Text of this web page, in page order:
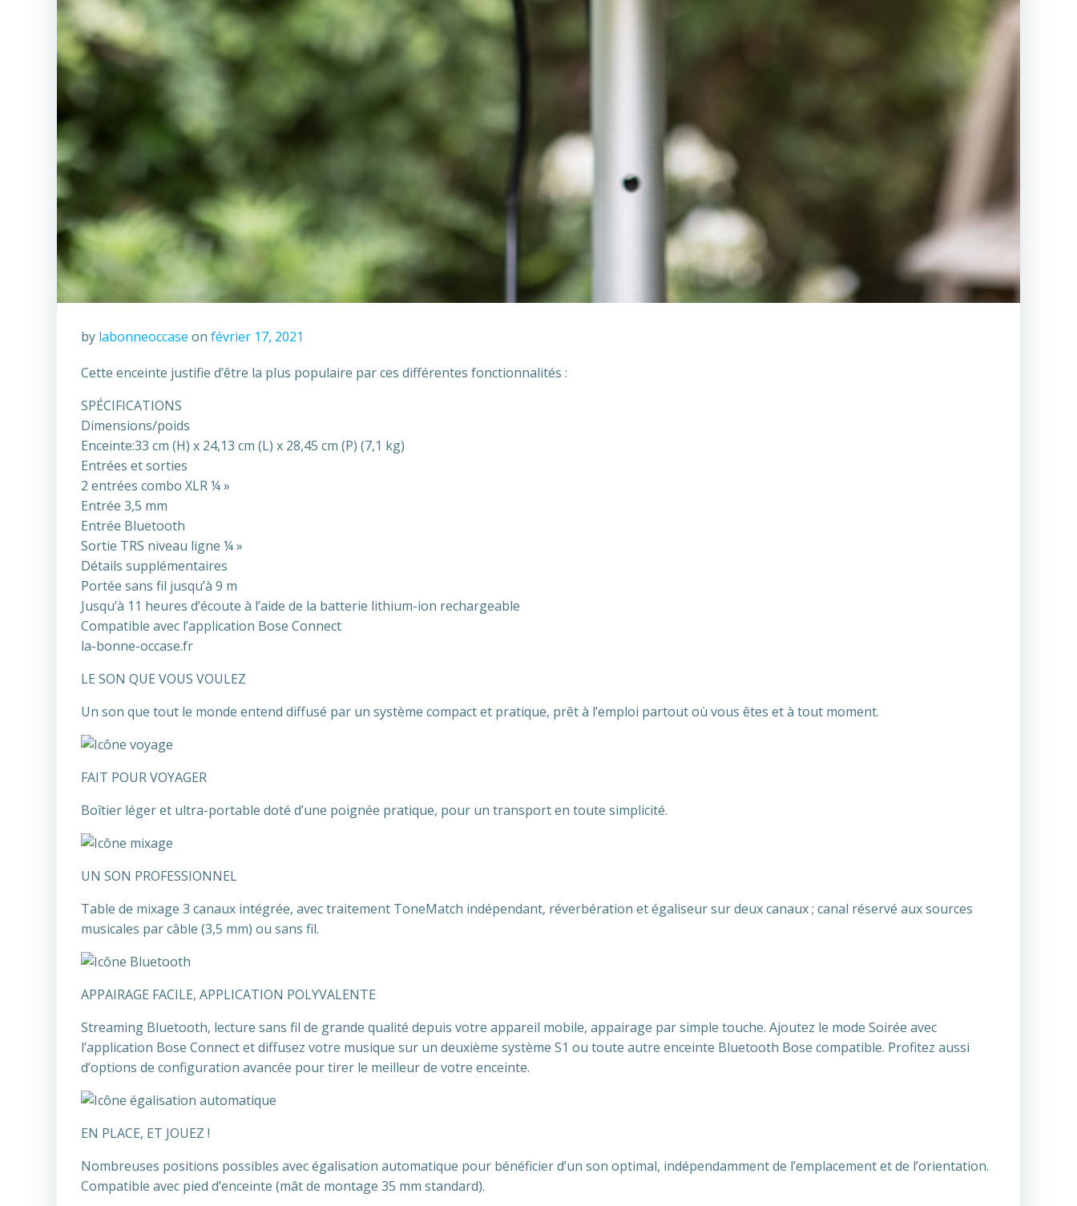
by labonneoccase on février 17, 2021
Cette enceinte justifie d’être la plus populaire par ces différentes fonctionnalités :
SPÉCIFICATIONS
Dimensions/poids
Enceinte:33 cm (H) x 24,13 cm (L) x 28,45 cm (P) (7,1 kg)
Entrées et sorties
2 entrées combo XLR ¼ »
Entrée 3,5 mm
Entrée Bluetooth
Sortie TRS niveau ligne ¼ »
Détails supplémentaires
Portée sans fil jusqu’à 9 m
Jusqu’à 11 heures d’écoute à l’aide de la batterie lithium-ion rechargeable
Compatible avec l’application Bose Connect
la-bonne-occase.fr
LE SON QUE VOUS VOULEZ
Un son que tout le monde entend diffusé par un système compact et pratique, prêt à l’emploi partout où vous êtes et à tout moment.
FAIT POUR VOYAGER
Boîtier léger et ultra-portable doté d’une poignée pratique, pour un transport en toute simplicité.
UN SON PROFESSIONNEL
Table de mixage 3 canaux intégrée, avec traitement ToneMatch indépendant, réverbération et égaliseur sur deux canaux ; canal réservé aux sources
musicales par câble (3,5 mm) ou sans fil.
APPAIRAGE FACILE, APPLICATION POLYVALENTE
Streaming Bluetooth, lecture sans fil de grande qualité depuis votre appareil mobile, appairage par simple touche. Ajoutez le mode Soirée avec
l’application Bose Connect et diffusez votre musique sur un deuxième système S1 ou toute autre enceinte Bluetooth Bose compatible. Profitez aussi
d’options de configuration avancée pour tirer le meilleur de votre enceinte.
EN PLACE, ET JOUEZ !
Nombreuses positions possibles avec égalisation automatique pour bénéficier d’un son optimal, indépendamment de l’emplacement et de l’orientation.
Compatible avec pied d’enceinte (mât de montage 35 mm standard).